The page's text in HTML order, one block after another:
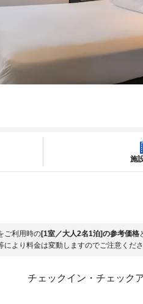
施
ご利用時の[1室／大人2名1泊]の参考価格
より料金は変動しますのでご注意くださ
チェックイン・チェック